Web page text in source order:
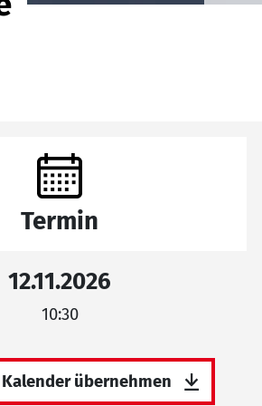
Termin
12.11.2026
10:30
übernehmen